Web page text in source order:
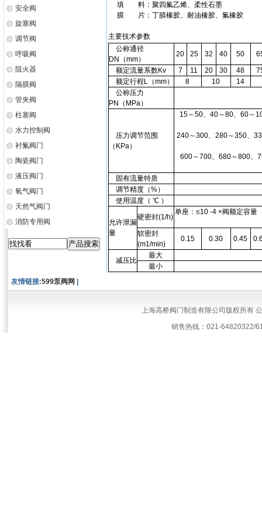
安全阀
旋塞阀
调节阀
呼吸阀
阻火器
隔膜阀
管夹阀
柱塞阀
水力控制阀
衬氟阀门
陶瓷阀门
液压阀门
氧气阀门
天然气阀门
消防专用阀
填 料：聚四氟乙烯、柔性石墨
膜 片：丁腈橡胶、耐油橡胶、氟橡胶
主要技术参数
公称通径
DN（mm）
20 25 32 40 50
额定流量系数Kv
7 11 20 30 48
额定行程L（mm）
8 10
14
公称压力
PN（MPa）
压力调节范围
（KPa）
15～50、40～80、60～
240～300、280～350、
600～700、680～800、
固有流量特质
调节精度（%）
使用温度（ ℃ ）
允许泄漏
量
硬密封(1/h)
单座：≤10 -4 ×阀额定容量
软密封
(m1/min)
0.15 0.30 0.45
减压比
最大
最小
友情链接:599泵阀网
上海高桥阀门制造有限公司版权所有
销售热线：021-64820322/